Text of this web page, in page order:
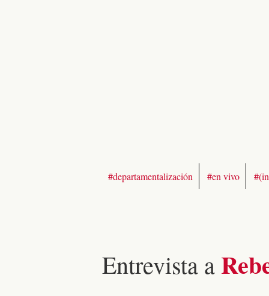
#departamentalización #en vivo
Entrevista a